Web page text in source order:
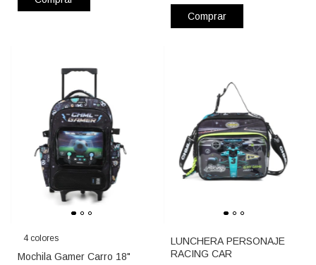
Comprar
4 colores
Mochila Gamer Carro 18"
LUNCHERA PERSONAJE
RACING CAR